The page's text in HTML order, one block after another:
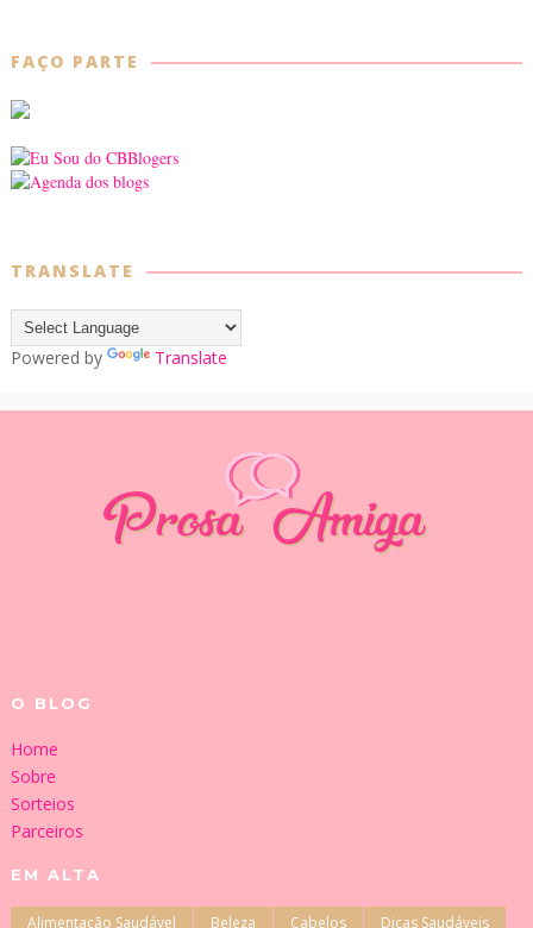
FAÇO PARTE
TRANSLATE
Powered by Translate
O BLOG
Home
Sobre
Sorteios
Parceiros
EM ALTA
Alimentação Saudável Beleza Cabelos Dicas Saudáveis